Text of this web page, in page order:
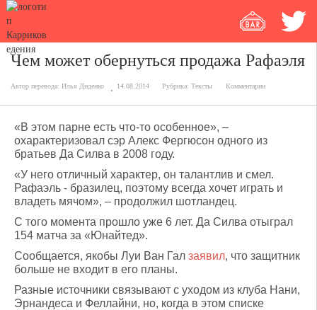
Чем может обернуться продажа Рафаэля
Автор перевода: Илья Диденко 14.08.2014 Рубрика: Тексты Комментарии
«В этом парне есть что-то особенное», –
охарактеризовал сэр Алекс Фергюсон одного из
братьев Да Силва в 2008 году.
«У него отличный характер, он талантлив и смел.
Рафаэль - бразилец, поэтому всегда хочет играть и
владеть мячом», – продолжил шотландец.
С того момента прошло уже 6 лет. Да Силва отыграл
154 матча за «Юнайтед».
Сообщается, якобы Луи Ван Гал заявил, что защитник
больше не входит в его планы.
Разные источники связывают с уходом из клуба Нани,
Эрнандеса и Феллайни, но, когда в этом списке